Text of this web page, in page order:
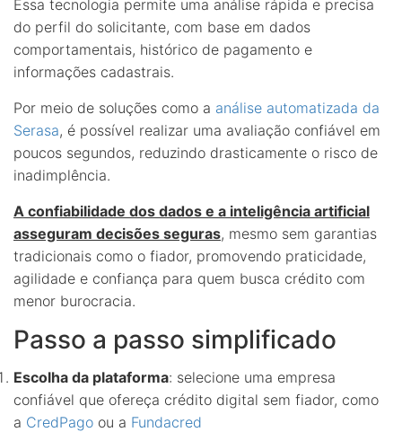
Essa tecnologia permite uma análise rápida e precisa
do perfil do solicitante, com base em dados
comportamentais, histórico de pagamento e
informações cadastrais.
Por meio de soluções como a análise automatizada da
Serasa, é possível realizar uma avaliação confiável em
poucos segundos, reduzindo drasticamente o risco de
inadimplência.
A confiabilidade dos dados e a inteligência artificial
asseguram decisões seguras, mesmo sem garantias
tradicionais como o fiador, promovendo praticidade,
agilidade e confiança para quem busca crédito com
menor burocracia.
Passo a passo simplificado
Escolha da plataforma: selecione uma empresa
confiável que ofereça crédito digital sem fiador, como
a CredPago ou a Fundacred